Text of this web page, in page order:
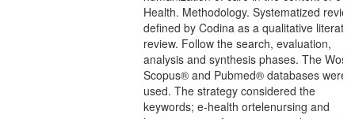
Health. Methodology. Systematized
defined by Codina as a qualitative
review. Follow the search, evaluation,
analysis and synthesis phases. The
Scopus® and Pubmed® databases were
used. The strategy considered the
keywords; e-health ortelenursing and